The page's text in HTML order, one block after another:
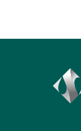
hướng